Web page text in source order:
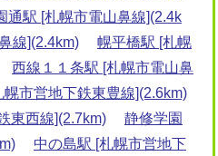
通駅 [札幌市電山鼻線](2.4k
線](2.4km)
幌平橋駅 [札幌
西線１１条駅 [札幌市電山鼻
幌市営地下鉄東豊線](2.6km)
東西線](2.7km)
静修学園
中の島駅 [札幌市営地下